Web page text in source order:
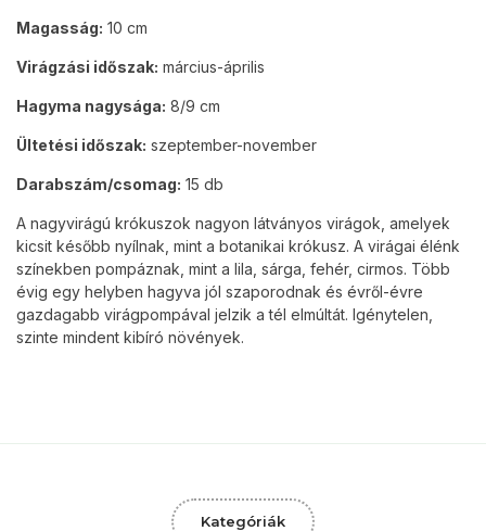
Magasság: 10 cm
Virágzási időszak: március-április
Hagyma nagysága: 8/9 cm
Ültetési időszak: szeptember-november
Darabszám/csomag: 15 db
A nagyvirágú krókuszok nagyon látványos virágok, amelyek
kicsit később nyílnak, mint a botanikai krókusz. A virágai élénk
színekben pompáznak, mint a lila, sárga, fehér, cirmos. Több
évig egy helyben hagyva jól szaporodnak és évről-évre
gazdagabb virágpompával jelzik a tél elmúltát. Igénytelen,
szinte mindent kibíró növények.
Kategóriák